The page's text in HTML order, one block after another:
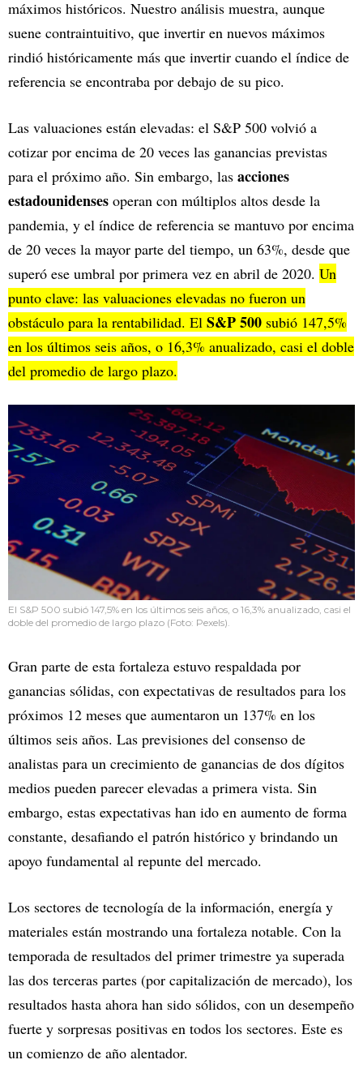
máximos históricos. Nuestro análisis muestra, aunque
suene contraintuitivo, que invertir en nuevos máximos
rindió históricamente más que invertir cuando el índice de
referencia se encontraba por debajo de su pico.
Las valuaciones están elevadas: el S&P 500 volvió a
cotizar por encima de 20 veces las ganancias previstas
para el próximo año. Sin embargo, las acciones
estadounidenses operan con múltiplos altos desde la
pandemia, y el índice de referencia se mantuvo por encima
de 20 veces la mayor parte del tiempo, un 63%, desde que
superó ese umbral por primera vez en abril de 2020. Un
punto clave: las valuaciones elevadas no fueron un
obstáculo para la rentabilidad. El S&P 500 subió 147,5%
en los últimos seis años, o 16,3% anualizado, casi el doble
del promedio de largo plazo.
El S&P 500 subió 147,5% en los últimos seis años, o 16,3% anualizado, casi el
doble del promedio de largo plazo (Foto: Pexels).
Gran parte de esta fortaleza estuvo respaldada por
ganancias sólidas, con expectativas de resultados para los
próximos 12 meses que aumentaron un 137% en los
últimos seis años. Las previsiones del consenso de
analistas para un crecimiento de ganancias de dos dígitos
medios pueden parecer elevadas a primera vista. Sin
embargo, estas expectativas han ido en aumento de forma
constante, desafiando el patrón histórico y brindando un
apoyo fundamental al repunte del mercado.
Los sectores de tecnología de la información, energía y
materiales están mostrando una fortaleza notable. Con la
temporada de resultados del primer trimestre ya superada
las dos terceras partes (por capitalización de mercado), los
resultados hasta ahora han sido sólidos, con un desempeño
fuerte y sorpresas positivas en todos los sectores. Este es
un comienzo de año alentador.